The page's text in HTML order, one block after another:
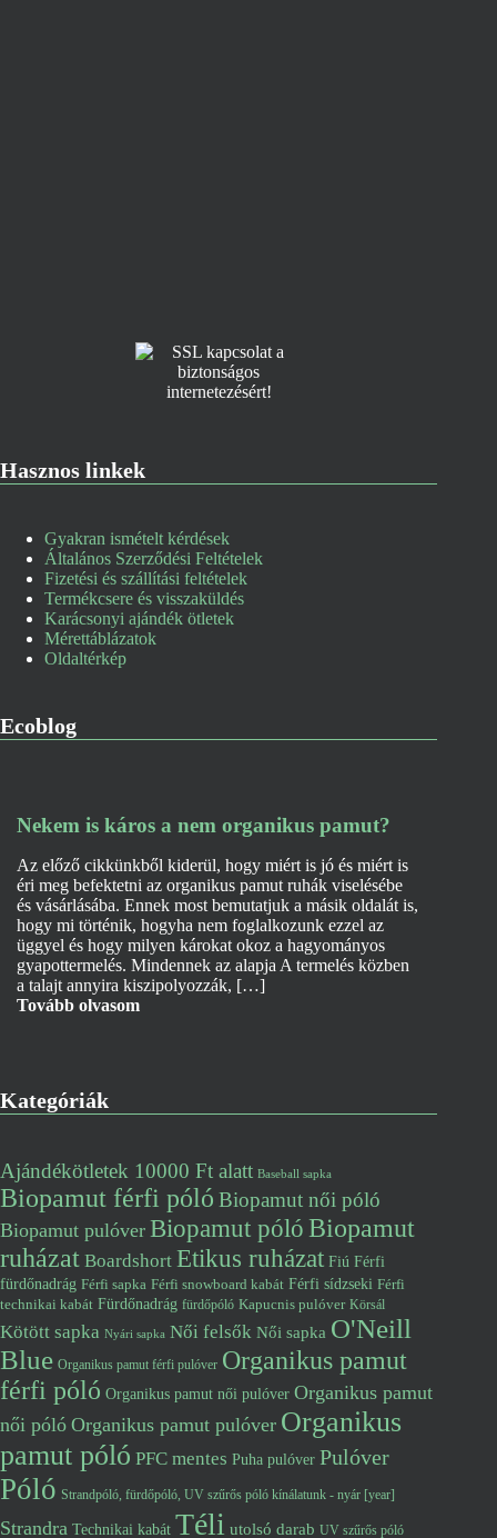
Hasznos linkek
Gyakran ismételt kérdések
Általános Szerződési Feltételek
Fizetési és szállítási feltételek
Termékcsere és visszaküldés
Karácsonyi ajándék ötletek
Mérettáblázatok
Oldaltérkép
Ecoblog
Nekem is káros a nem organikus pamut?
Az előző cikkünkből kiderül, hogy miért is jó és miért is
éri meg befektetni az organikus pamut ruhák viselésébe
és vásárlásába. Ennek most bemutatjuk a másik oldalát is,
hogy mi történik, hogyha nem foglalkozunk ezzel az
üggyel és hogy milyen károkat okoz a hagyományos
gyapottermelés. Mindennek az alapja A termelés közben
a talajt annyira kiszipolyozzák, […]
Tovább olvasom
Kategóriák
Ajándékötletek 10000 Ft alatt Baseball sapka
Biopamut férfi póló Biopamut női póló
Biopamut pulóver Biopamut pólóBiopamut
ruházat Boardshort Etikus ruházat Fiú Férfi
fürdőnadrág Férfi sapka Férfi snowboard kabát Férfi sídzseki Férfi
technikai kabát Fürdőnadrág fürdőpóló Kapucnis pulóver Körsál
Kötött sapka Nyári sapka Női felsők Női sapka O'Neill
Blue Organikus pamut férfi pulóver Organikus pamut
férfi póló Organikus pamut női pulóver Organikus pamut
női póló Organikus pamut pulóver Organikus
pamut póló PFC mentes Puha pulóver Pulóver
Póló Strandpóló, fürdőpóló, UV szűrős póló kínálatunk - nyár [year]
Strandra Technikai kabát Téli utolsó darab UV szűrős póló